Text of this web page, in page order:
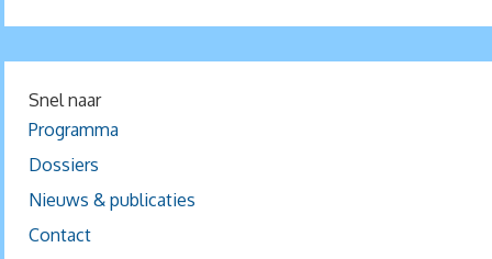
Snel naar
Programma
Dossiers
Nieuws & publicaties
Contact